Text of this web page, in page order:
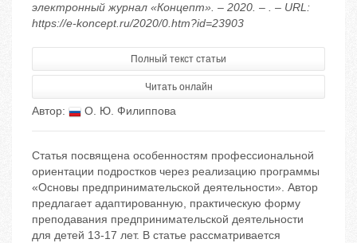
электронный журнал «Концепт». – 2020. – . – URL:
https://e-koncept.ru/2020/0.htm?id=23903
Полный текст статьи
Читать онлайн
Автор: О. Ю. Филиппова
Статья посвящена особенностям профессиональной
ориентации подростков через реализацию программы
«Основы предпринимательской деятельности». Автор
предлагает адаптированную, практическую форму
преподавания предпринимательской деятельности
для детей 13-17 лет. В статье рассматривается